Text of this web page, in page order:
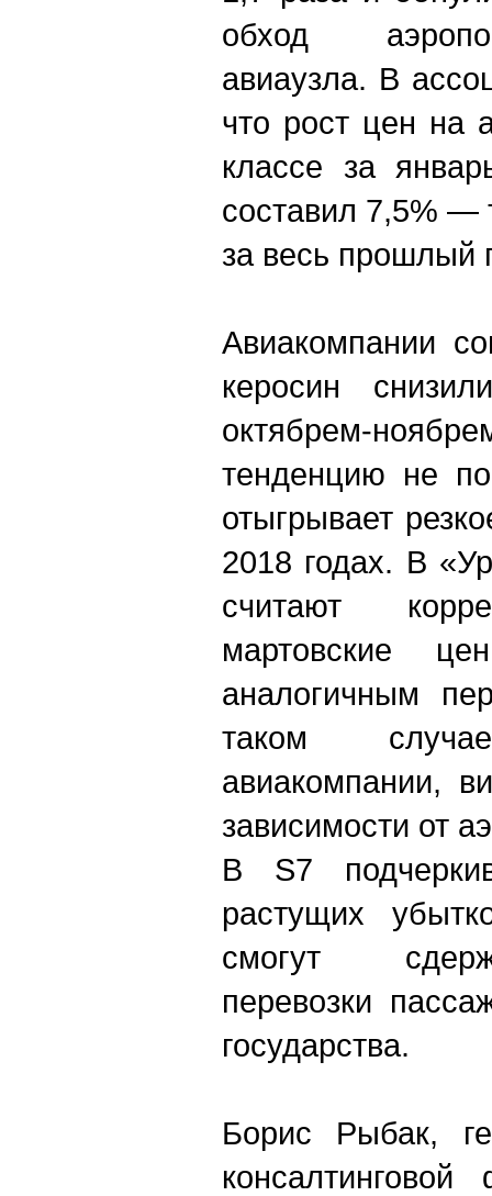
обход
авиаузла. В
что рост цен на
классе за
составил 7,5% —
за весь прошлый
Авиакомпании
керосин
октябрем-
тенденцию не
отыгрывает
2018 годах. В
считают
мартовские
аналогичным
таком
авиакомпании,
зависимости от
В S7
растущих
смогут
перевозки
государства.
Борис Рыбак,